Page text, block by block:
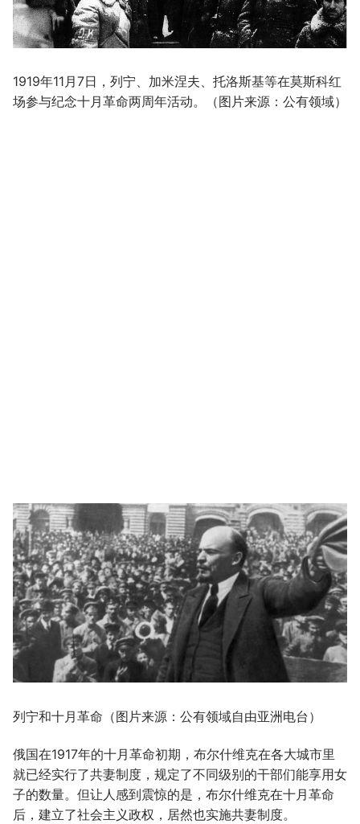
1919年11月7日，列宁、加米涅夫、托洛斯基等在莫斯科红
场参与纪念十月革命两周年活动。（图片来源：公有领域）
列宁和十月革命（图片来源：公有领域自由亚洲电台）
俄国在1917年的十月革命初期，布尔什维克在各大城市里
就已经实行了共妻制度，规定了不同级别的干部们能享用女
子的数量。但让人感到震惊的是，布尔什维克在十月革命
后，建立了社会主义政权，居然也实施共妻制度。